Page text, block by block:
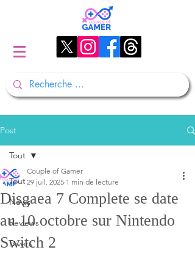
Post
Tout
News
Reviews
Divers
Tout
Disgaea 7 Complete se date
au 10 octobre sur Nintendo
Switch 2
Couple of Gamer
29 juil. 2025 1 min de lecture